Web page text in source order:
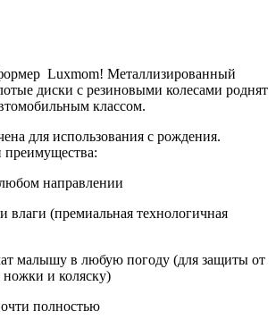
Luxmom! Металлизированный
диски с резиновыми колесами роднят
классом.
для использования с рождения.
преимущества:
направлении
влаги (премиальная технологичная
малышу в любую погоду (для защиты от
ножки и коляску)
полностью